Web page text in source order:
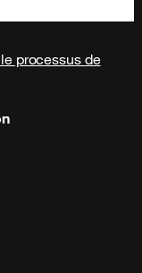
processus de